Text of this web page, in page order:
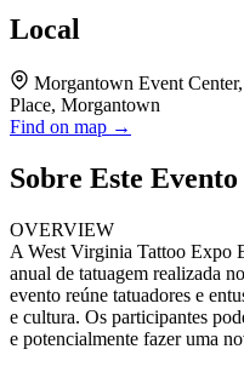
Local
Morgantown Event
Place, Morgantown
Find on map →
Sobre Este Evento
OVERVIEW
A West Virginia Tattoo Expo
anual de tatuagem realizada
evento reúne tatuadores e
e cultura. Os participantes
e potencialmente fazer uma